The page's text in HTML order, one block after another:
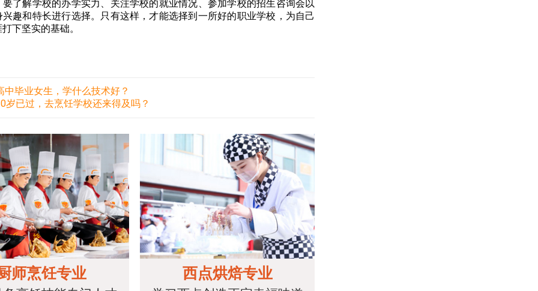
了解学校的办学实力、关注学校的就业情况、参加学校的招生咨询会以
趣和特长进行选择。只有这样，才能选择到一所好的职业学校，为自己
下坚实的基础。
中毕业女生，学什么技术好？
岁已过，去烹饪学校还来得及吗？
师烹饪专业 西点烘焙专业